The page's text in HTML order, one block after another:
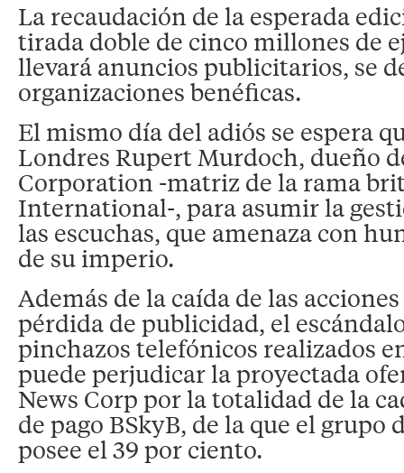
La recaudación de la esperada
tirada doble de cinco millones de
llevará anuncios publicitarios, se
organizaciones benéficas.
El mismo día del adiós se espera
Londres Rupert Murdoch, dueño
Corporation -matriz de la rama
International-, para asumir la
las escuchas, que amenaza con
de su imperio.
Además de la caída de las
pérdida de publicidad, el
pinchazos telefónicos realizados
puede perjudicar la proyectada
News Corp por la totalidad de la
de pago BSkyB, de la que el grupo
posee el 39 por ciento.